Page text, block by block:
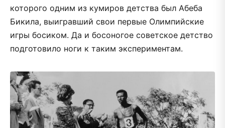
которого одним из кумиров детства был Абеба
Бикила, выигравший свои первые Олимпийские
игры босиком. Да и босоногое советское детство
подготовило ноги к таким экспериментам.